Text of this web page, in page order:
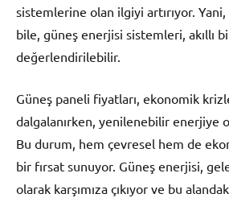
sistemlerine olan ilgiyi artırıyor.
bile, güneş enerjisi sistemleri, akıllı
değerlendirilebilir.
Güneş paneli fiyatları, ekonomik
dalgalanırken, yenilenebilir enerjiye
Bu durum, hem çevresel hem de
bir fırsat sunuyor. Güneş enerjisi,
olarak karşımıza çıkıyor ve bu